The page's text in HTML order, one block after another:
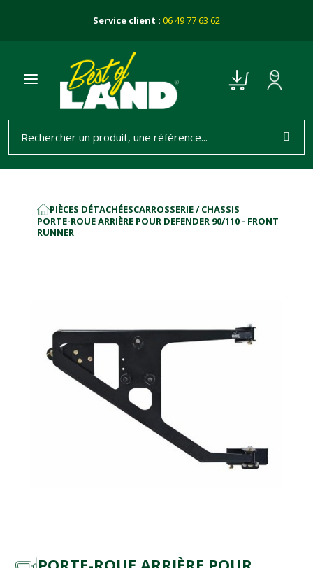
Service client : 06 49 77 63 62
ACCUEIL
PIÈCES DÉTACHÉESCARROSSERIE / CHASSIS
PORTE-ROUE ARRIÈRE POUR DEFENDER 90/110 - FRONT
RUNNER